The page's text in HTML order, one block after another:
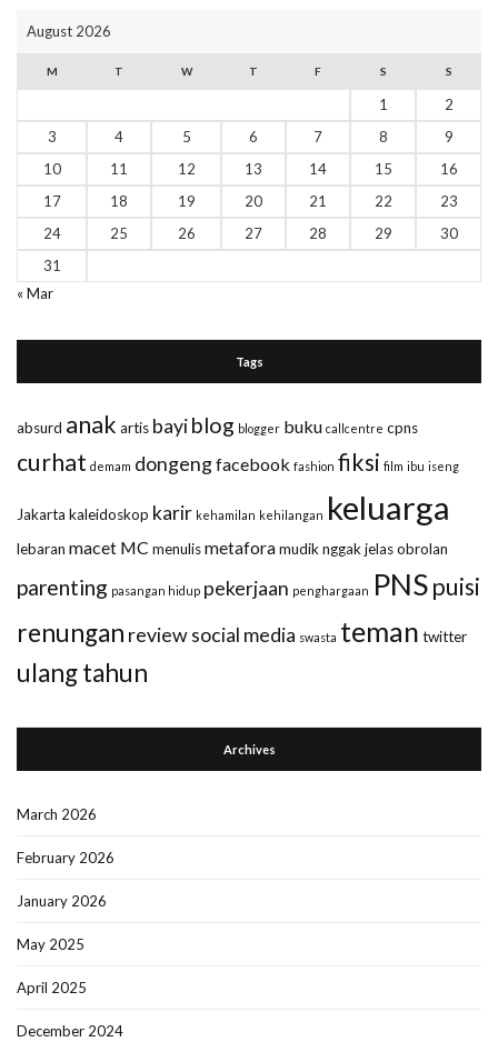
August 2026
M T W T F S S
1
2
3
4 5 6 7 8
9
10
11 12 13 14 15
16
17
18 19 20 21 22
23
24
25 26 27 28 29
30
31
« Mar
Tags
absurd anak artis bayiblog blogger buku callcentre cpns
curhat demam dongengfacebook fashion fiksi film ibu iseng
Jakarta kaleidoskop karir kehamilan kehilangan keluarga
lebaran macet MC menulismetaforamudiknggak jelasobrolan
parenting pasangan hidup pekerjaan penghargaan PNSpuisi
renungan reviewsocial media swasta teman twitter
ulang tahun
Archives
March 2026
February 2026
January 2026
May 2025
April 2025
December 2024